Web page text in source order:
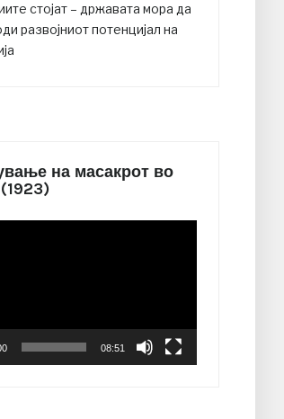
стојат – државата мора да
развојниот потенцијал на
на масакрот во
08:51